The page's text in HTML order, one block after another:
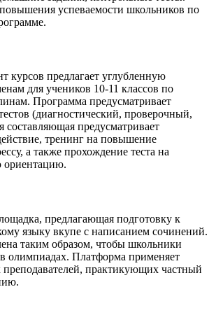
успеваемости школьников по
курсов предлагает углубленную
для учеников 10-11 классов по
Программа предусматривает
(диагностический, проверочный,
составляющая предусматривает
тренинг на повышение
а также прохождение теста на
ориентацию.
предлагающая подготовку к
языку вкупе с написанием сочинений.
таким образом, чтобы школьники
в олимпиадах. Платформа применяет
практикующих частный